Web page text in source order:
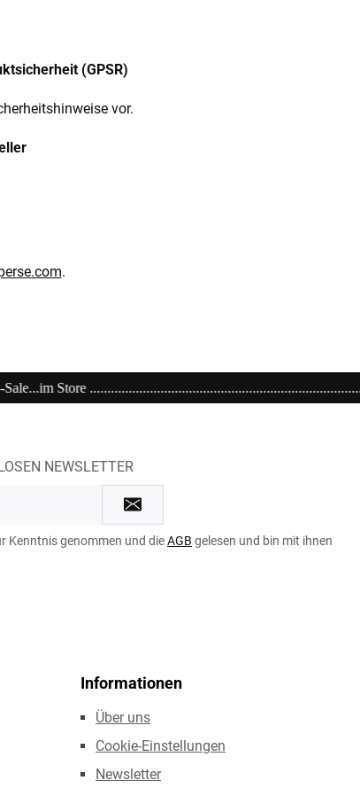
(GPSR)
vor.
.
NEWSLETTER
Kenntnis genommen und dieAGB gelesen und bin mit ihnen
Informationen
Über uns
Cookie-Einstellungen
Newsletter